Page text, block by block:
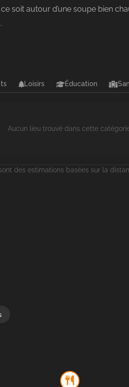
soit autour d’une soupe bien
Loisirs Éducation
Aucun lieu trouvé dans cette
des estimations basées sur la